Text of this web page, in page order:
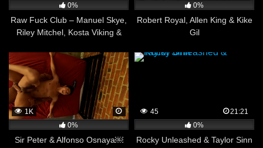
0%
Raw Fuck Club – Manuel Skye,
Riley Mitchel, Kosta Viking &
0%
Robert Royal, Allen King & Kike
Gil
1K
0%
Sir Peter & Alfonso Osnaya￼
45
21:21
0%
Rocky Unleashed & Taylor Sinn